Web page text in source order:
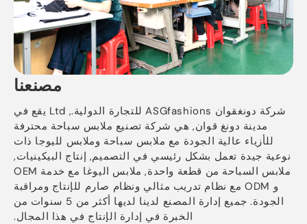
مصنعنا
شركة دونغقوان ASGfashions للتجارة الدولية., Ltd يقع في
مدينة دونغ قوان, هي شركة تصنيع ملابس سباحة محترفة
للأزياء عالية الجودة مع ملابس سباحة وملابس لليوجا ذات
نوعية جيدة تعمل بشكل رئيسي في التصميم, إنتاج البيكينيات,
ملابس السباحة من قطعة واحدة, ملابس اليوغا مع خدمة OEM
و ODM مع نظام تدريب مثالي ونظام صارم للإنتاج ومراقبة
الجودة. جميع إدارة المصنع لدينا لديها أكثر من 5 سنوات من
الخبرة في إدارة الإنتاج في هذا المجال.